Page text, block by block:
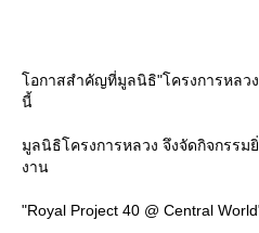
อกาสสำคัญที่มูลนิธิ"โครงการหลว
นี้
มูลนิธิโครงการหลวง จึงจัดกิจกรร
งาน
"Royal Project 40 @ Central